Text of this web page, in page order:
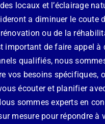
locaux et l’éclairage
a diminuer le coute
ou de la
important de faire appel à
qualifiés, nous
vos besoins spécifiques,
écouter et planifier
sommes experts en
mesure pour répondre à